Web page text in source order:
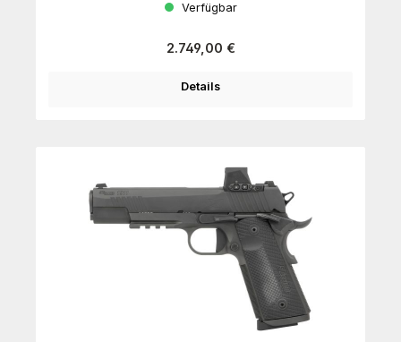
Verfügbar
Regulärer Preis:
2.749,00 €
Details